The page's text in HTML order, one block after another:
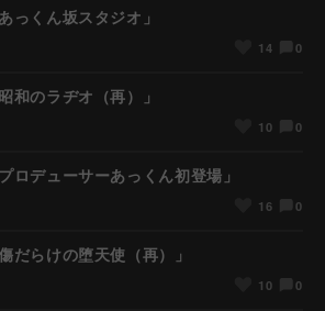
っくん坂スタジオ」
14 0
和のラヂオ（再）」
10 0
ロデューサーあっくん初登場」
16 0
だらけの堕天使（再）」
10 0